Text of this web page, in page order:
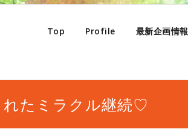
Top Profile 最新企画情報
れたミラクル継続♡